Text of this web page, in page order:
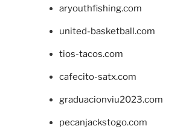
aryouthfishing.com
united-basketball.com
tios-tacos.com
cafecito-satx.com
graduacionviu2023.com
pecanjackstogo.com